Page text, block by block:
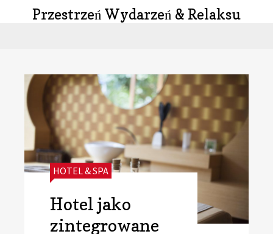
Przestrzeń Wydarzeń & Relaksu
CATEGORIES:
HOTEL & SPA
Hotel jako
zintegrowane